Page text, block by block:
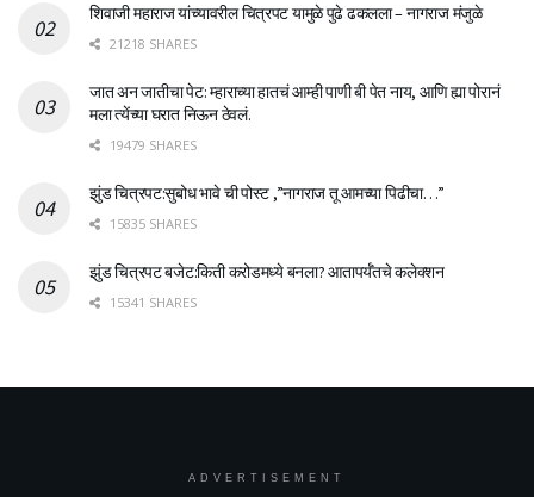
शिवाजी महाराज यांच्यावरील चित्रपट यामुळे पुढे ढकलला – नागराज मंजुळे
21218 SHARES
जात अन जातीचा पेट: म्हाराच्या हातचं आम्ही पाणी बी पेत नाय, आणि ह्या पोरानं
मला त्येंच्या घरात निऊन ठेवलं.
19479 SHARES
झुंड चित्रपट:सुबोध भावे ची पोस्ट ,”नागराज तू आमच्या पिढीचा…”
15835 SHARES
झुंड चित्रपट बजेट:किती करोडमध्ये बनला? आतापर्यँतचे कलेक्शन
15341 SHARES
ADVERTISEMENT